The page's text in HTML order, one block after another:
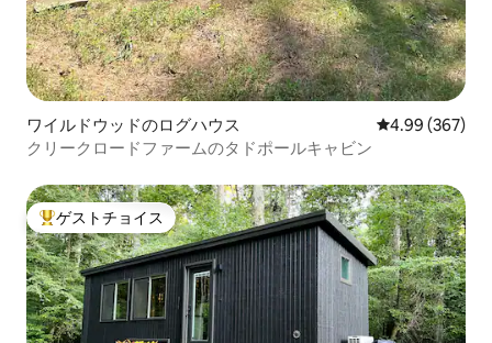
ワイルドウッドのログハウス レビュー367
4.99 (367)
クリークロードファームのタドポールキャビン
大好評のゲストチョイスです。
ゲストチョイス